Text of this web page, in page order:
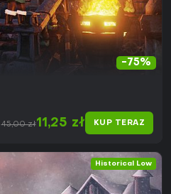
-75%
45,00 zł11,25 zł KUP TERAZ
Historical Low